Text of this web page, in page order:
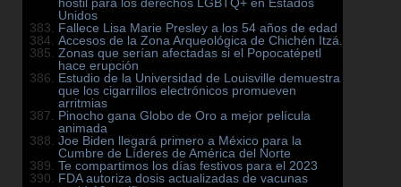
Unidos
Fallece Lisa Marie Presley a los 54 años de edad
Accesos de la Zona Arqueológica de Chichén Itzá.
Zonas que serían afectadas si el Popocatépetl
hace erupción
Estudio de la Universidad de Louisville demuestra
que los cigarrillos electrónicos promueven
arritmias
Pinocho gana Globo de Oro a mejor película
animada
Joe Biden llegará primero a México para la
Cumbre de Líderes de América del Norte
Te compartimos los días festivos para el 2023
FDA autoriza dosis actualizadas de vacunas